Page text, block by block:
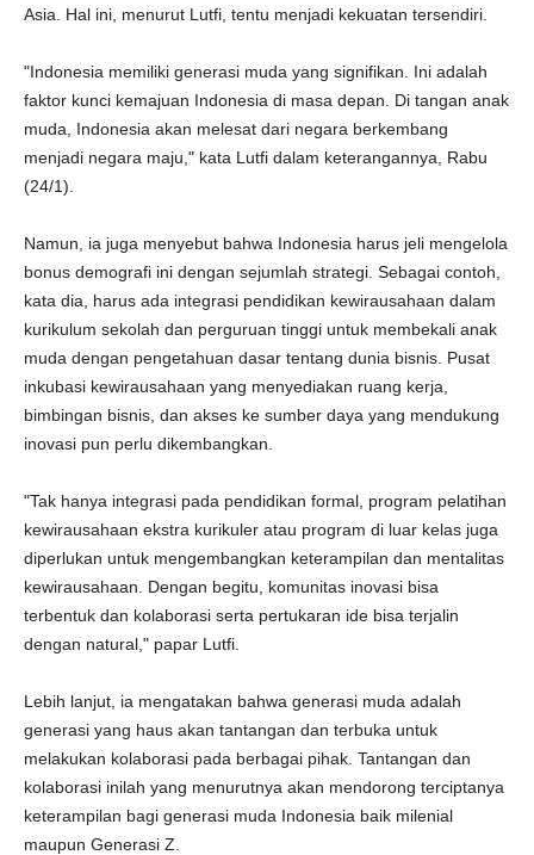
Asia. Hal ini, menurut Lutfi, tentu menjadi kekuatan tersendiri.
"Indonesia memiliki generasi muda yang signifikan. Ini adalah
faktor kunci kemajuan Indonesia di masa depan. Di tangan anak
muda, Indonesia akan melesat dari negara berkembang
menjadi negara maju," kata Lutfi dalam keterangannya, Rabu
(24/1).
Namun, ia juga menyebut bahwa Indonesia harus jeli mengelola
bonus demografi ini dengan sejumlah strategi. Sebagai contoh,
kata dia, harus ada integrasi pendidikan kewirausahaan dalam
kurikulum sekolah dan perguruan tinggi untuk membekali anak
muda dengan pengetahuan dasar tentang dunia bisnis. Pusat
inkubasi kewirausahaan yang menyediakan ruang kerja,
bimbingan bisnis, dan akses ke sumber daya yang mendukung
inovasi pun perlu dikembangkan.
"Tak hanya integrasi pada pendidikan formal, program pelatihan
kewirausahaan ekstra kurikuler atau program di luar kelas juga
diperlukan untuk mengembangkan keterampilan dan mentalitas
kewirausahaan. Dengan begitu, komunitas inovasi bisa
terbentuk dan kolaborasi serta pertukaran ide bisa terjalin
dengan natural," papar Lutfi.
Lebih lanjut, ia mengatakan bahwa generasi muda adalah
generasi yang haus akan tantangan dan terbuka untuk
melakukan kolaborasi pada berbagai pihak. Tantangan dan
kolaborasi inilah yang menurutnya akan mendorong terciptanya
keterampilan bagi generasi muda Indonesia baik milenial
maupun Generasi Z.